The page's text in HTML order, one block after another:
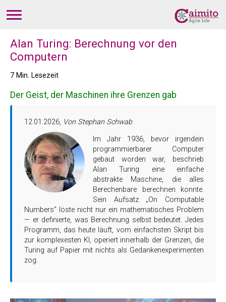
Alan Turing: Berechnung vor den
Computern
7 Min. Lesezeit
Der Geist, der Maschinen ihre Grenzen gab
12.01.2026, Von Stephan Schwab
Im Jahr 1936, bevor irgendein
programmierbarer Computer
gebaut worden war, beschrieb
Alan Turing eine einfache
abstrakte Maschine, die alles
Berechenbare berechnen konnte.
Sein Aufsatz „On Computable
Numbers" löste nicht nur ein mathematisches Problem
— er definierte, was Berechnung selbst bedeutet. Jedes
Programm, das heute läuft, vom einfachsten Skript bis
zur komplexesten KI, operiert innerhalb der Grenzen, die
Turing auf Papier mit nichts als Gedankenexperimenten
zog.